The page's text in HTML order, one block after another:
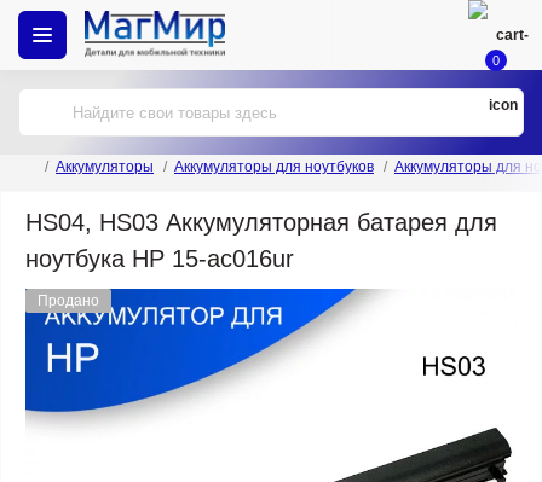
0
Аккумуляторы Аккумуляторы для ноутбуков Аккумуляторы для
HS04, HS03 Аккумуляторная батарея для
ноутбука HP 15-ac016ur
Продано